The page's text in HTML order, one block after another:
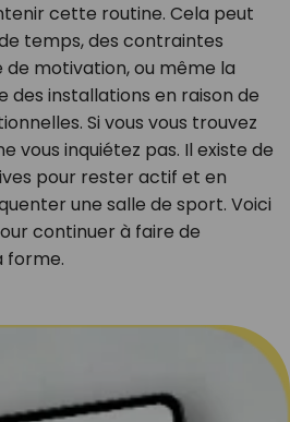
cette routine. Cela peut
temps, des contraintes
motivation, ou même la
installations en raison de
Si vous vous trouvez
vous inquiétez pas. Il existe de
pour rester actif et en
une salle de sport. Voici
continuer à faire de
forme.